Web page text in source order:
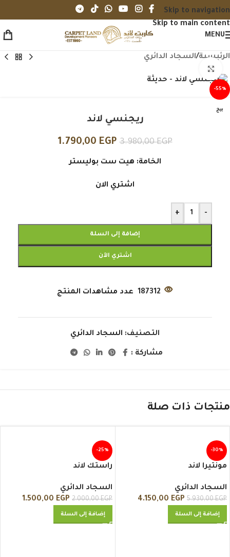
Skip to navigation
Skip to main content
MENU
الرئيسية/السجاد الدائري
-55%
بيج
ريجنسي لاند
3.980,00EGP
1.790,00 EGP
الخامة: هيت ست بوليستر
اشتري الان
-
+
إضافة إلى السلة
اشتري الآن
187312 عدد مشاهدات المنتج
التصنيف: السجاد الدائري
مشاركة :
منتجات ذات صلة
-30%
مونتيرا لاند
السجاد الدائري
5.930,00EGP
4.150,00 EGP
إضافة إلى السلة
-25%
راستك لاند
السجاد الدائري
2.000,00EGP
1.500,00 EGP
إضافة إلى السلة